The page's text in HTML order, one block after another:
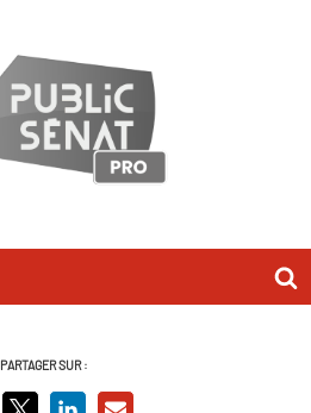
Portrait.png
PARTAGER SUR :